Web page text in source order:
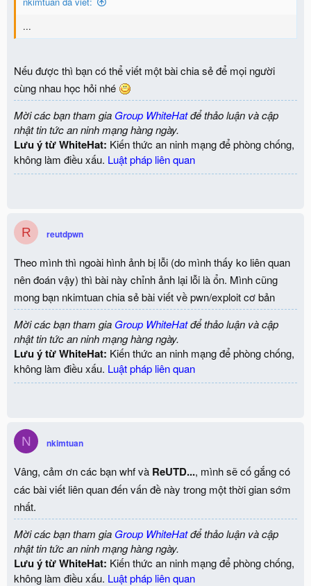
...
Nếu được thì bạn có thể viết một bài chia sẻ để mọi người
cùng nhau học hỏi nhé
Mời các bạn tham gia Group WhiteHatđể thảo luận và cập
nhật tin tức an ninh mạng hàng ngày.
Lưu ý từ WhiteHat: Kiến thức an ninh mạng để phòng chống,
không làm điều xấu. Luật pháp liên quan
R reutdpwn
Theo mình thì ngoài hình ảnh bị lỗi (do mình thấy ko liên quan
nên đoán vậy) thì bài này chỉnh ảnh lại lỗi là ổn. Mình cũng
mong bạn nkimtuan chia sẻ bài viết về pwn/exploit cơ bản
Mời các bạn tham gia Group WhiteHatđể thảo luận và cập
nhật tin tức an ninh mạng hàng ngày.
Lưu ý từ WhiteHat: Kiến thức an ninh mạng để phòng chống,
không làm điều xấu. Luật pháp liên quan
N nkimtuan
Vâng, cảm ơn các bạn whf và ReUTD..., mình sẽ cố gắng có
các bài viết liên quan đến vấn đề này trong một thời gian sớm
nhất.
Mời các bạn tham gia Group WhiteHatđể thảo luận và cập
nhật tin tức an ninh mạng hàng ngày.
Lưu ý từ WhiteHat: Kiến thức an ninh mạng để phòng chống,
không làm điều xấu. Luật pháp liên quan